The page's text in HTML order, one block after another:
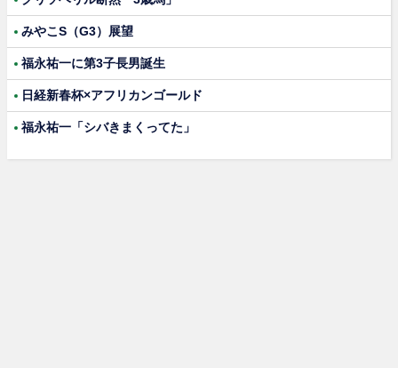
みやこS（G3）展望
福永祐一に第3子長男誕生
日経新春杯×アフリカンゴールド
福永祐一「シバきまくってた」